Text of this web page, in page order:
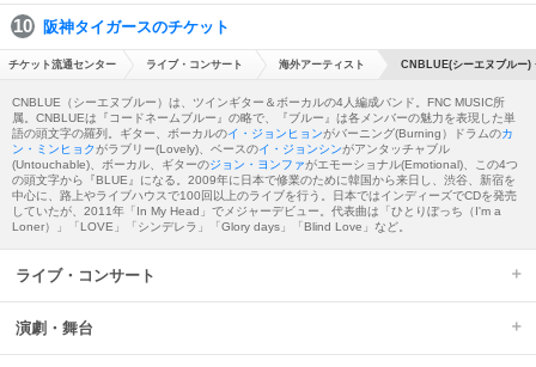
阪神タイガースのチケット
チケット流通センター ライブ・コンサート 海外アーティスト CNBLUE(シーエヌブルー)
CNBLUE（シーエヌブルー）は、ツインギター＆ボーカルの4人編成バンド。FNC MUSIC所
属。CNBLUEは『コードネームブルー』の略で、『ブルー』は各メンバーの魅力を表現した単
語の頭文字の羅列。ギター、ボーカルのイ・ジョンヒョンがバーニング(Burning）ドラムのカ
ン・ミンヒョクがラブリー(Lovely)、ベースのイ・ジョンシンがアンタッチャブル
(Untouchable)、ボーカル、ギターのジョン・ヨンファがエモーショナル(Emotional)、この4つ
の頭文字から『BLUE』になる。2009年に日本で修業のために韓国から来日し、渋谷、新宿を
中心に、路上やライブハウスで100回以上のライブを行う。日本ではインディーズでCDを発売
していたが、2011年「In My Head」でメジャーデビュー。代表曲は「ひとりぼっち（I'm a
Loner）」「LOVE」「シンデレラ」「Glory days」「Blind Love」など。
ライブ・コンサート
演劇・舞台